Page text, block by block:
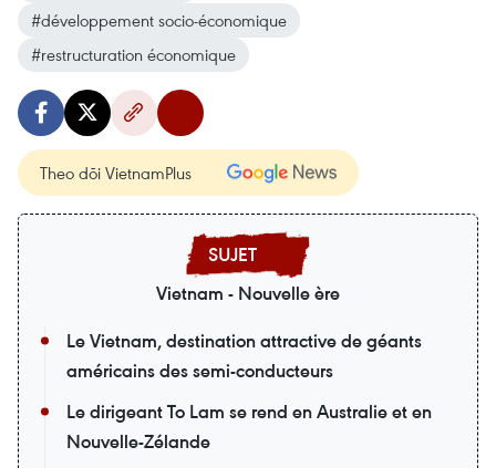
#développement socio-économique
#restructuration économique
Theo dõi VietnamPlus
Vietnam - Nouvelle ère
Le Vietnam, destination attractive de géants
américains des semi-conducteurs
Le dirigeant To Lam se rend en Australie et en
Nouvelle-Zélande